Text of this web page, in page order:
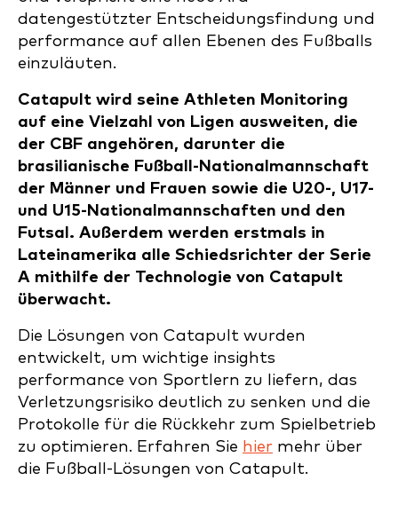
datengestützter Entscheidungsfindung und
performance auf allen Ebenen des Fußballs
einzuläuten.
Catapult wird seine Athleten Monitoring
auf eine Vielzahl von Ligen ausweiten, die
der CBF angehören, darunter die
brasilianische Fußball-Nationalmannschaft
der Männer und Frauen sowie die U20-, U17-
und U15-Nationalmannschaften und den
Futsal. Außerdem werden erstmals in
Lateinamerika alle Schiedsrichter der Serie
A mithilfe der Technologie von Catapult
überwacht.
Die Lösungen von Catapult wurden
entwickelt, um wichtige insights
performance von Sportlern zu liefern, das
Verletzungsrisiko deutlich zu senken und die
Protokolle für die Rückkehr zum Spielbetrieb
zu optimieren. Erfahren Sie hier mehr über
die Fußball-Lösungen von Catapult.